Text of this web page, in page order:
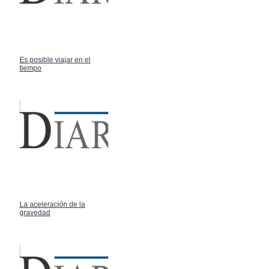
Es posible viajar en el
tiempo
La aceleración de la
gravedad